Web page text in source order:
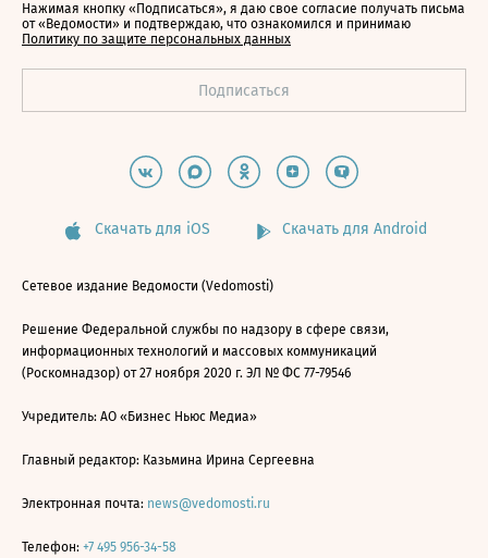
Нажимая кнопку «Подписаться», я даю свое согласие получать письма
от «Ведомости» и подтверждаю, что ознакомился и принимаю
Политику по защите персональных данных
Скачать для iOS Скачать для Android
Сетевое издание Ведомости (Vedomosti)
Решение Федеральной службы по надзору в сфере связи,
информационных технологий и массовых коммуникаций
(Роскомнадзор) от 27 ноября 2020 г. ЭЛ № ФС 77-79546
Учредитель: АО «Бизнес Ньюс Медиа»
Главный редактор: Казьмина Ирина Сергеевна
Электронная почта: news@vedomosti.ru
Телефон: +7 495 956-34-58